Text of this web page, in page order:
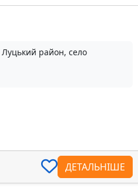
Луцький район, село
ДЕТАЛЬНІШЕ